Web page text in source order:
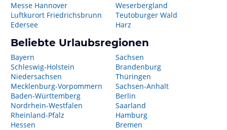
Messe Hannover
Luftkurort Friedrichsbrunn
Edersee
Weserbergland
Teutoburger Wald
Harz
Beliebte Urlaubsregionen
Bayern
Schleswig-Holstein
Niedersachsen
Mecklenburg-Vorpommern
Baden-Württemberg
Nordrhein-Westfalen
Rheinland-Pfalz
Hessen
Sachsen
Brandenburg
Thüringen
Sachsen-Anhalt
Berlin
Saarland
Hamburg
Bremen